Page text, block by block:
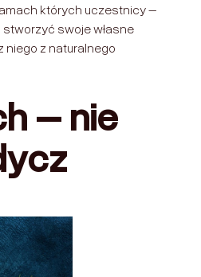
których uczestnicy –
swoje własne
niego z naturalnego
– nie